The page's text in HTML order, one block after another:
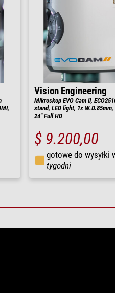
Vision Engineering
Mikroskop EVO Cam II,
stand, LED light, 1x W.D.85mm,
24" Full HD
$ 9.200,00
gotowe do wysyłki
tygodni